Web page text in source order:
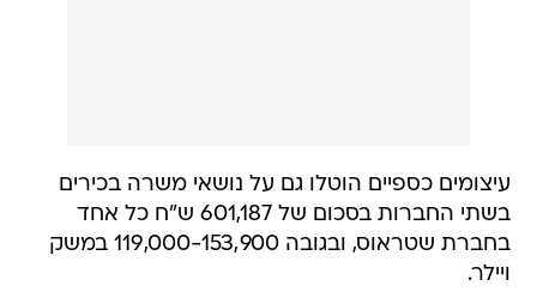
עיצומים כספיים הוטלו גם על נושאי משרה בכירים
בשתי החברות בסכום של 601,187 ש"ח כל אחד
בחברת שטראוס, ובגובה 119,000-153,900 במשק
ויילר.